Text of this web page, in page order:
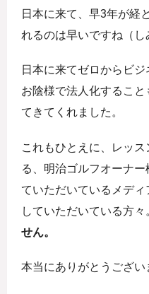
日本に来て、早3年が経
れるのは早いですね（し
日本に来てゼロからビ
お陰様で法人化するこ
てきてくれました。
これもひとえに、レッ
る、明治ゴルフオーナ
ていただいているメデ
していただいている方々
せん。
本当にありがとうござい